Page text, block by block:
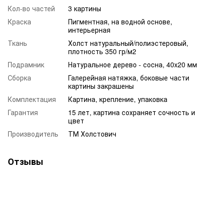
Кол-во частей
3 картины
Краска
Пигментная, на водной основе,
интерьерная
Ткань
Холст натуральный/полиэстеровый,
плотность 350 гр/м2
Подрамник
Натуральное дерево - сосна, 40x20 мм
Сборка
Галерейная натяжка, боковые части
картины закрашены
Комплектация
Картина, крепление, упаковка
Гарантия
15 лет, картина сохраняет сочность и
цвет
Производитель
ТМ Холстович
Отзывы